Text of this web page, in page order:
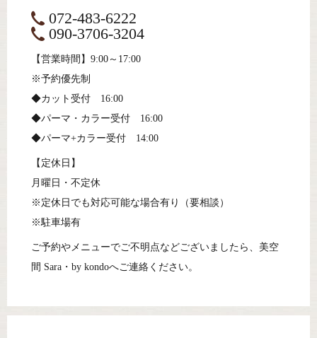
072-483-6222
090-3706-3204
【営業時間】9:00～17:00
※予約優先制
◆カット受付 16:00
◆パーマ・カラー受付 16:00
◆パーマ+カラー受付 14:00
【定休日】
月曜日・不定休
※定休日でも対応可能な場合有り（要相談）
※駐車場有
ご予約やメニューでご不明点などございましたら、 美空
間 Sara・by kondoへご連絡ください。